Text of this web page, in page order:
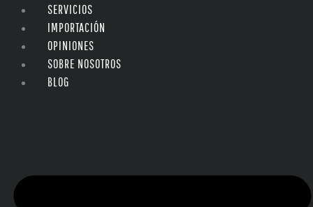
SERVICIOS
IMPORTACIÓN
OPINIONES
SOBRE NOSOTROS
BLOG